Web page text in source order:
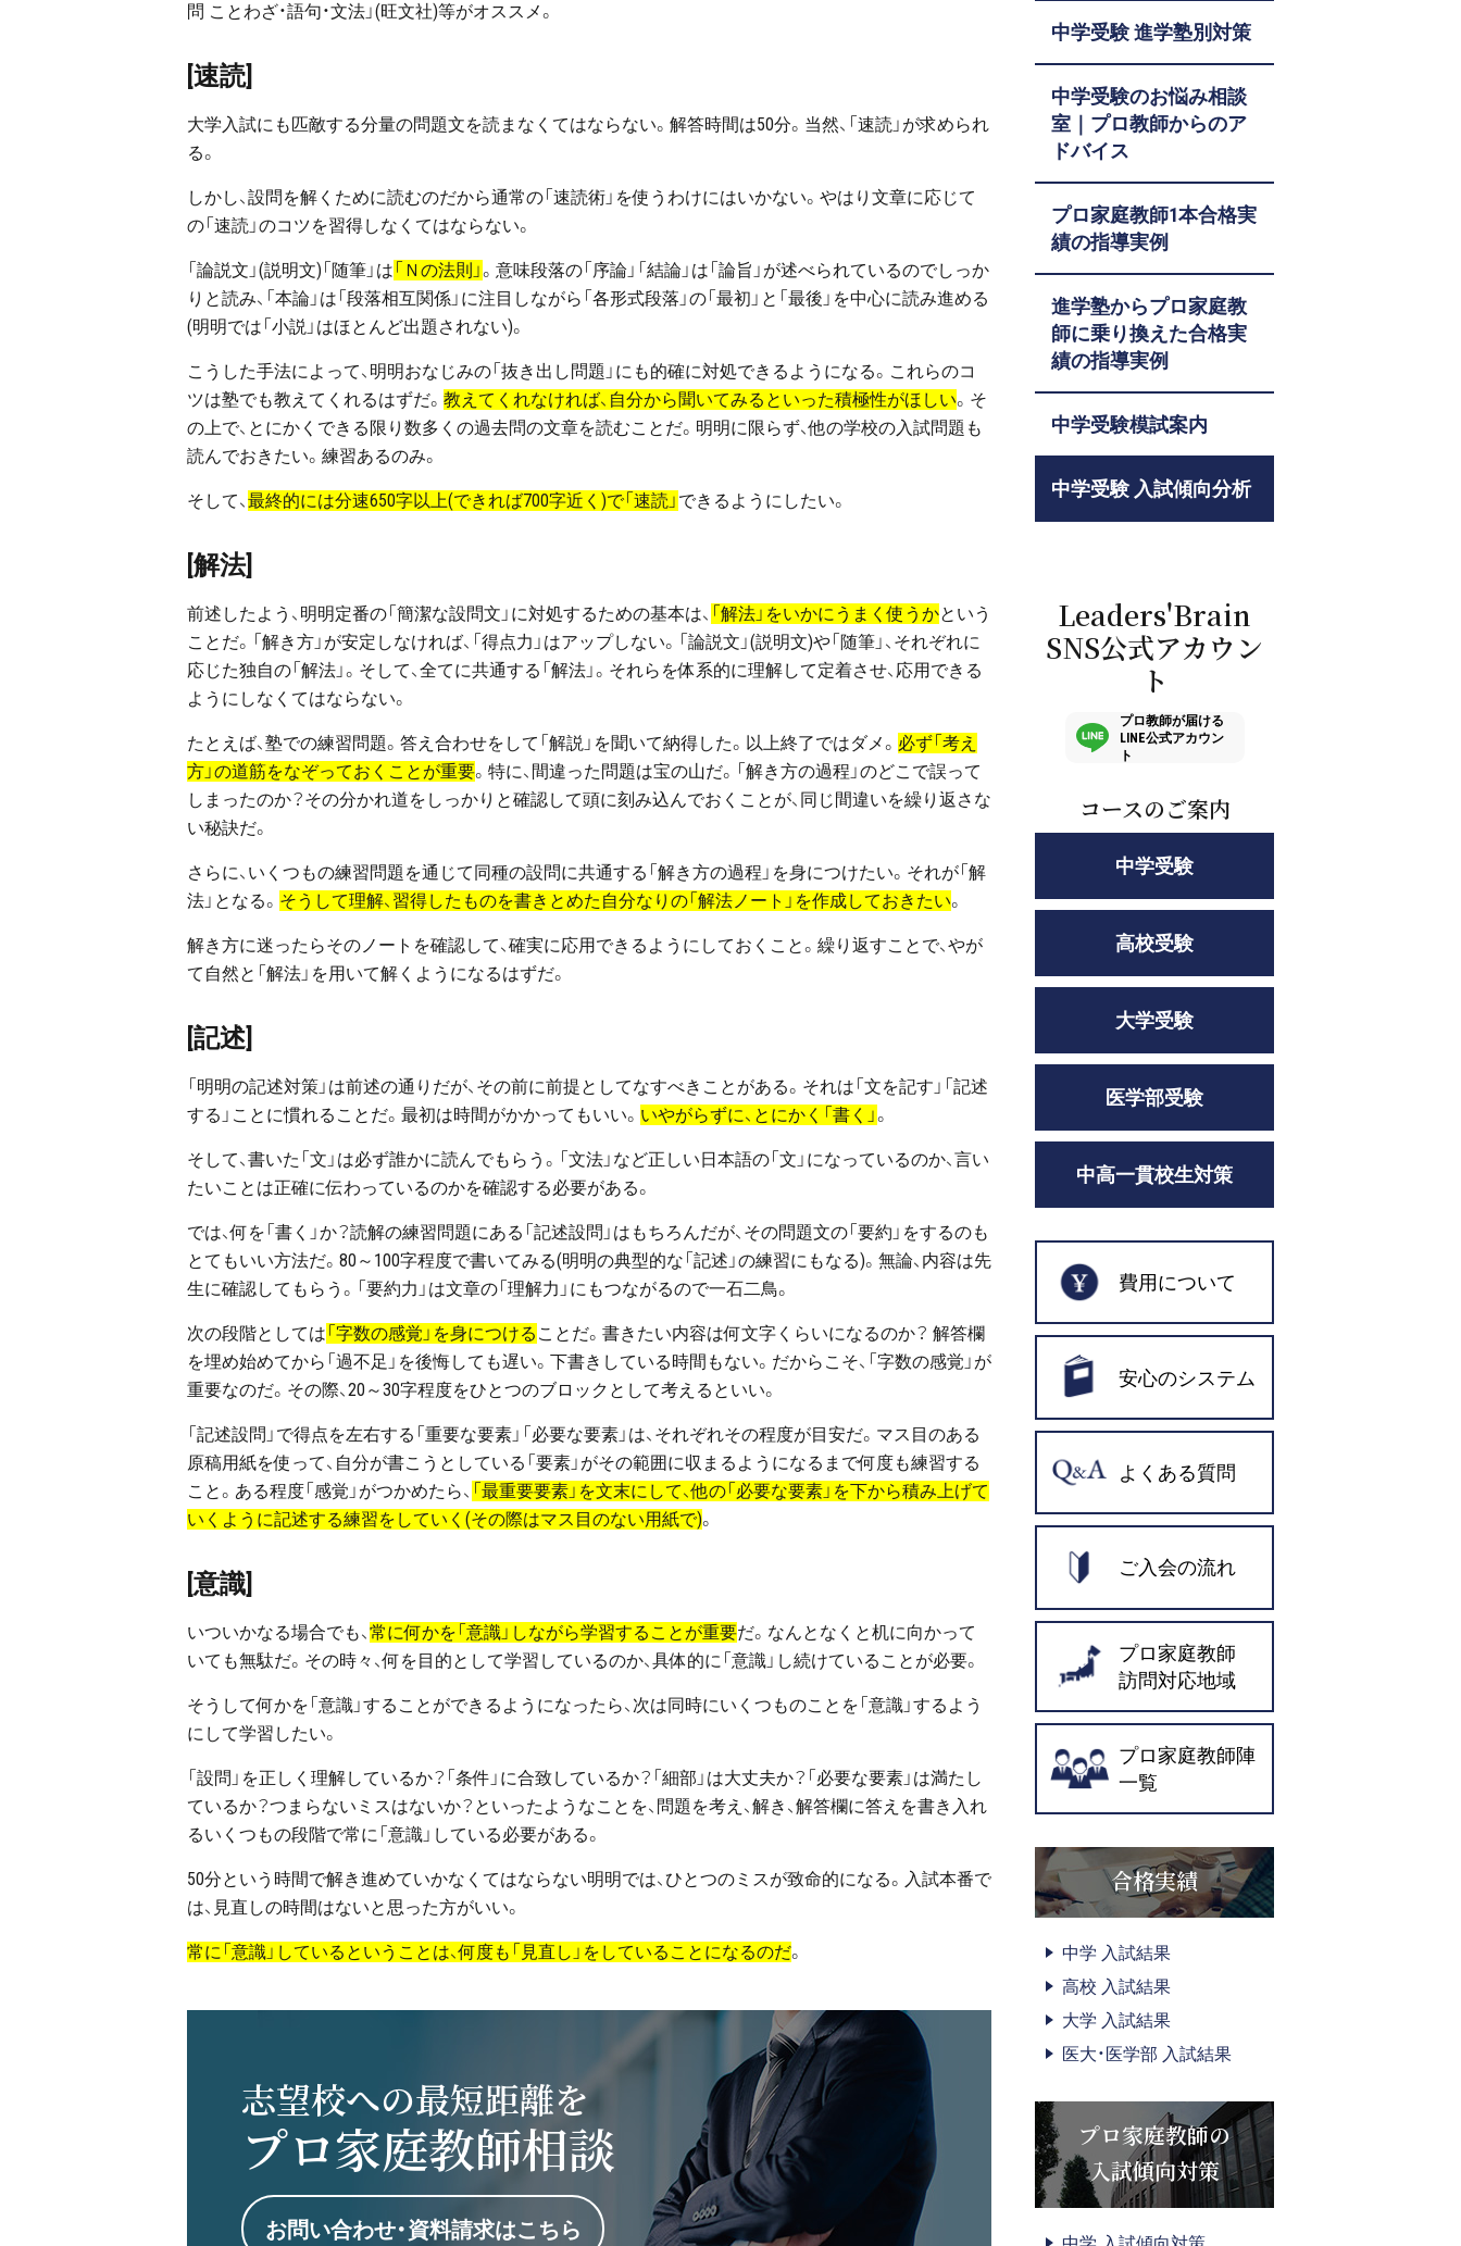
問 ことわざ・語句・文法」(旺文社)等がオススメ。
[速読]
大学入試にも匹敵する分量の問題文を読まなくてはならない。解答時間は50分。当然、「速読」が求められ
る。
しかし、設問を解くために読むのだから通常の「速読術」を使うわけにはいかない。やはり文章に応じて
の「速読」のコツを習得しなくてはならない。
「論説文」(説明文)「随筆」は 「Ｎの法則」。意味段落の「序論」「結論」は「論旨」が述べられているのでしっか
りと読み、「本論」は「段落相互関係」に注目しながら「各形式段落」の「最初」と「最後」を中心に読み進める
(明明では「小説」はほとんど出題されない)。
こうした手法によって、明明おなじみの「抜き出し問題」にも的確に対処できるようになる。これらのコ
ツは塾でも教えてくれるはずだ。 教えてくれなければ、自分から聞いてみるといった積極性がほしい。そ
の上で、とにかくできる限り数多くの過去問の文章を読むことだ。明明に限らず、他の学校の入試問題も
読んでおきたい。練習あるのみ。
そして、最終的には分速650字以上(できれば700字近く)で「速読」 できるようにしたい。
[解法]
前述したよう、明明定番の「簡潔な設問文」に対処するための基本は、 「解法」をいかにうまく使うかという
ことだ。「解き方」が安定しなければ、「得点力」はアップしない。「論説文」(説明文)や「随筆」、それぞれに
応じた独自の「解法」。そして、全てに共通する「解法」。それらを体系的に理解して定着させ、応用できる
ようにしなくてはならない。
たとえば、塾での練習問題。答え合わせをして「解説」を聞いて納得した。以上終了ではダメ。 必ず「考え
方」の道筋をなぞっておくことが重要。特に、間違った問題は宝の山だ。「解き方の過程」のどこで誤って
しまったのか？その分かれ道をしっかりと確認して頭に刻み込んでおくことが、同じ間違いを繰り返さな
い秘訣だ。
さらに、いくつもの練習問題を通じて同種の設問に共通する「解き方の過程」を身につけたい。それが「解
法」となる。 そうして理解、習得したものを書きとめた自分なりの「解法ノート」を作成しておきたい。
解き方に迷ったらそのノートを確認して、確実に応用できるようにしておくこと。繰り返すことで、やが
て自然と「解法」を用いて解くようになるはずだ。
[記述]
「明明の記述対策」は前述の通りだが、その前に前提としてなすべきことがある。それは「文を記す」「記述
する」ことに慣れることだ。最初は時間がかかってもいい。 いやがらずに、とにかく「書く」。
そして、書いた「文」は必ず誰かに読んでもらう。「文法」など正しい日本語の「文」になっているのか、言い
たいことは正確に伝わっているのかを確認する必要がある。
では、何を「書く」か？読解の練習問題にある「記述設問」はもちろんだが、その問題文の「要約」をするのも
とてもいい方法だ。80～100字程度で書いてみる(明明の典型的な「記述」の練習にもなる)。無論、内容は先
生に確認してもらう。「要約力」は文章の「理解力」にもつながるので一石二鳥。
次の段階としては 「字数の感覚」を身につける ことだ。書きたい内容は何文字くらいになるのか？ 解答欄
を埋め始めてから「過不足」を後悔しても遅い。下書きしている時間もない。だからこそ、「字数の感覚」が
重要なのだ。その際、20～30字程度をひとつのブロックとして考えるといい。
「記述設問」で得点を左右する「重要な要素」「必要な要素」は、それぞれその程度が目安だ。マス目のある
原稿用紙を使って、自分が書こうとしている「要素」がその範囲に収まるようになるまで何度も練習する
こと。ある程度「感覚」がつかめたら、 「最重要要素」を文末にして、他の「必要な要素」を下から積み上げて
いくように記述する練習をしていく(その際はマス目のない用紙で)。
[意識]
いついかなる場合でも、常に何かを「意識」しながら学習することが重要だ。なんとなくと机に向かって
いても無駄だ。その時々、何を目的として学習しているのか、具体的に「意識」し続けていることが必要。
そうして何かを「意識」することができるようになったら、次は同時にいくつものことを「意識」するよう
にして学習したい。
「設問」を正しく理解しているか？「条件」に合致しているか？「細部」は大丈夫か？「必要な要素」は満たし
ているか？つまらないミスはないか？といったようなことを、問題を考え、解き、解答欄に答えを書き入れ
るいくつもの段階で常に「意識」している必要がある。
50分という時間で解き進めていかなくてはならない明明では、ひとつのミスが致命的になる。入試本番で
は、見直しの時間はないと思った方がいい。
常に「意識」しているということは、何度も「見直し」をしていることになるのだ。
志望校への最短距離を
プロ家庭教師相談
お問い合わせ・資料請求はこちら
中学受験 進学塾別対策
中学受験のお悩み相談
室｜プロ教師からのア
ドバイス
プロ家庭教師1本合格実
績の指導実例
進学塾からプロ家庭教
師に乗り換えた合格実
績の指導実例
中学受験模試案内
中学受験 入試傾向分析
Leaders'Brain
SNS公式アカウン
ト
プロ教師が届ける
LINE公式アカウン
ト
コースのご案内
中学受験
高校受験
大学受験
医学部受験
中高一貫校生対策
費用について
安心のシステム
よくある質問
ご入会の流れ
プロ家庭教師
訪問対応地域
プロ家庭教師陣
一覧
合格実績
中学 入試結果
高校 入試結果
大学 入試結果
医大・医学部 入試結果
プロ家庭教師の
入試傾向対策